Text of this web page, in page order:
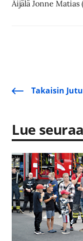
Äi­jä­lä Jon­ne
Takaisin
Lue